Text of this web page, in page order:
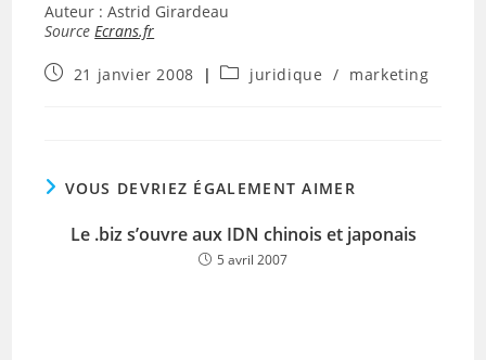
Auteur : Astrid Girardeau
SourceEcrans.fr
Publication
21 janvier 2008
Postjuridique / marketing
VOUS DEVRIEZ ÉGALEMENT AIMER
Le .biz s’ouvre aux IDN chinois et japonais
5 avril 2007